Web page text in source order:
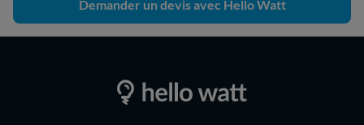
Demander un devis avec Hello Watt